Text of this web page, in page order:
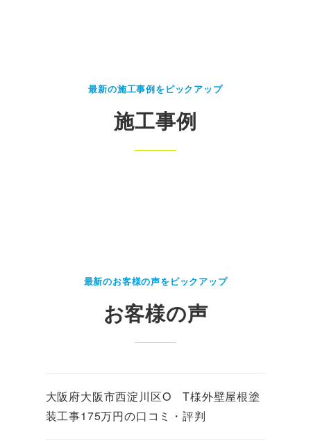
最新の施工事例をピックアップ
施工事例
最新のお客様の声をピックアップ
お客様の声
大阪府大阪市西淀川区O T様外壁屋根塗
装工事175万円の口コミ・評判